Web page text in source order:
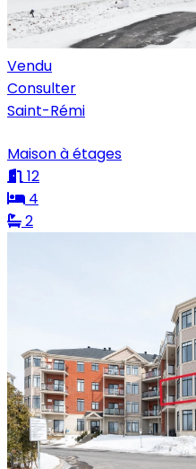
Vendu
Consulter
Saint-Rémi
Maison à étages
12
4
2